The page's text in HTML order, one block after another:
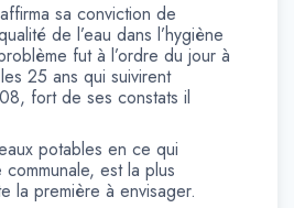
sa conviction de
de l’eau dans l’hygiène
fut à l’ordre du jour à
25 ans qui suivirent
fort de ses constats il
potables en ce qui
est la plus
la première à envisager.